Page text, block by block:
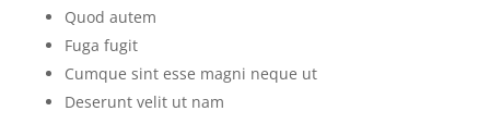
Quod autem
Fuga fugit
Cumque sint esse magni neque ut
Deserunt velit ut nam